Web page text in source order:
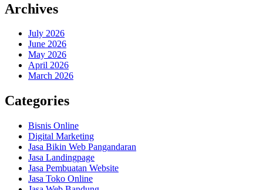
Archives
July 2026
June 2026
May 2026
April 2026
March 2026
Categories
Bisnis Online
Digital Marketing
Jasa Bikin Web Pangandaran
Jasa Landingpage
Jasa Pembuatan Website
Jasa Toko Online